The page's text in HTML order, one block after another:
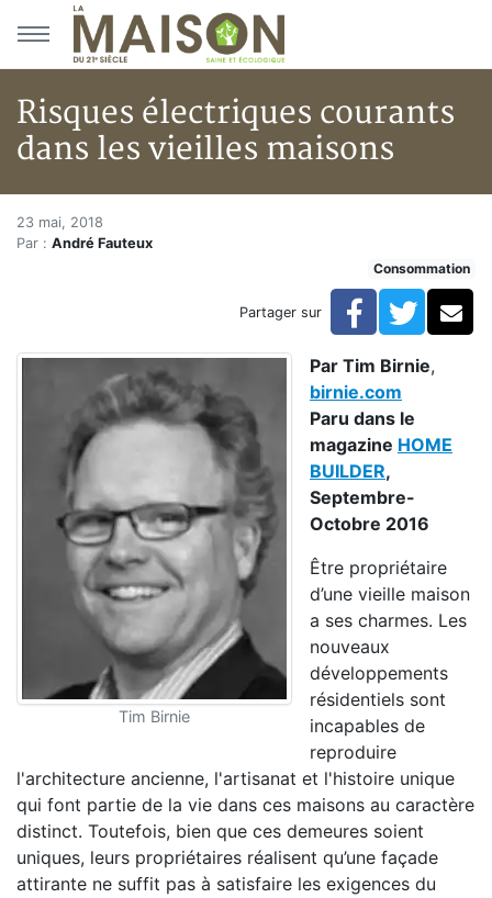
Aller au menu principal
Aller au contenu principal
Risques électriques courants
dans les vieilles maisons
Accueil
Articles
Risques électriques courants dans les vieilles maisons
Risques électriques courants
23 mai, 2018
Par : André Fauteux
Consommation
Partager sur Facebook
Tim Birnie
Par Tim Birnie,
birnie.com
Paru dans le
magazine HOME
BUILDER,
Septembre-
Octobre 2016
Être propriétaire
d’une vieille maison
a ses charmes. Les
nouveaux
développements
résidentiels sont
incapables de
reproduire
l'architecture ancienne, l'artisanat et l'histoire unique
qui font partie de la vie dans ces maisons au caractère
distinct. Toutefois, bien que ces demeures soient
uniques, leurs propriétaires réalisent qu’une façade
attirante ne suffit pas à satisfaire les exigences du